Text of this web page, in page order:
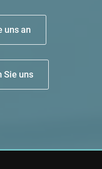
uns an
Sie uns